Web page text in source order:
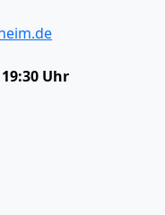
Uhr